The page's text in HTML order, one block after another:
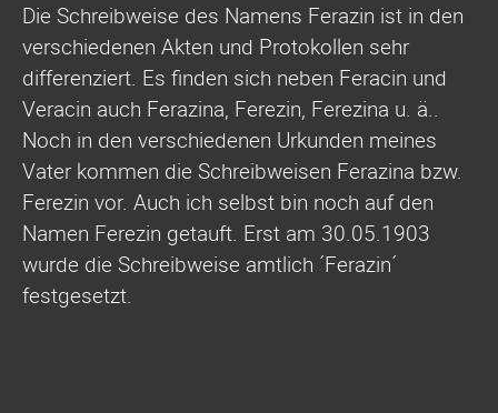
Die Schreibweise des Namens Ferazin ist in den
verschiedenen Akten und Protokollen sehr
differenziert. Es finden sich neben Feracin und
Veracin auch Ferazina, Ferezin, Ferezina u. ä..
Noch in den verschiedenen Urkunden meines
Vater kommen die Schreibweisen Ferazina bzw.
Ferezin vor. Auch ich selbst bin noch auf den
Namen Ferezin getauft. Erst am 30.05.1903
wurde die Schreibweise amtlich ´Ferazin´
festgesetzt.